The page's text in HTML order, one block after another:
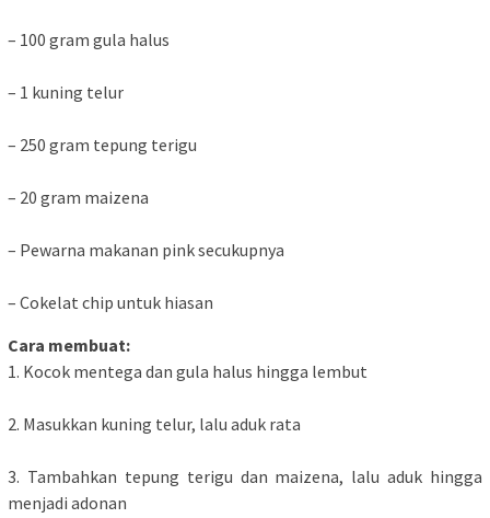
– 100 gram gula halus
– 1 kuning telur
– 250 gram tepung terigu
– 20 gram maizena
– Pewarna makanan pink secukupnya
– Cokelat chip untuk hiasan
Cara membuat:
1. Kocok mentega dan gula halus hingga lembut
2. Masukkan kuning telur, lalu aduk rata
3. Tambahkan tepung terigu dan maizena, lalu aduk hingga
menjadi adonan